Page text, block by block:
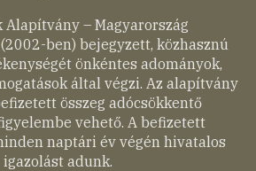
Alapítvány – Magyarország
ben) bejegyzett, közhasznú
önkéntes adományok,
által végzi. Az alapítvány
összeg adócsökkentő
vehető. A befizetett
naptári év végén hivatalos
igazolást adunk.